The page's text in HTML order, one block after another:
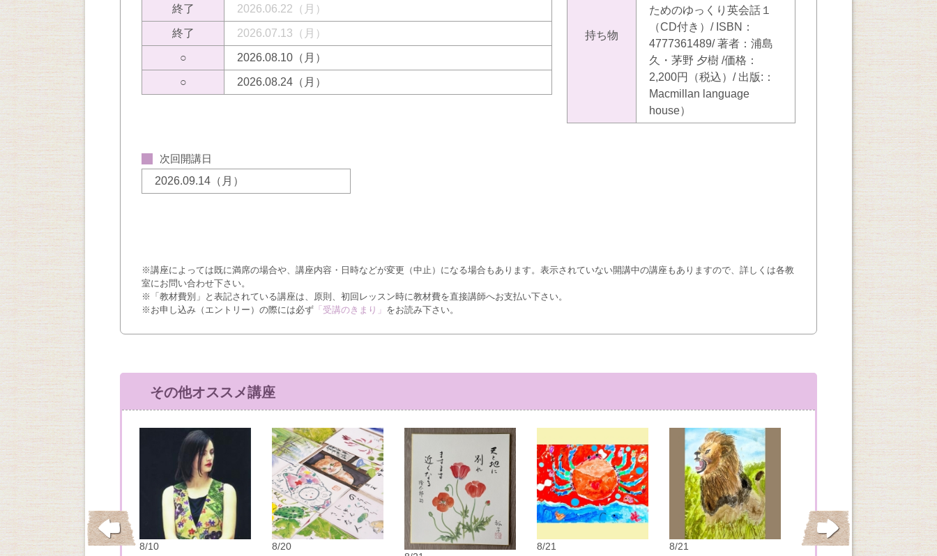
終了 2026.06.22（月）
終了 2026.07.13（月）
○ 2026.08.10（月）
○ 2026.08.24（月）
持ち物
ためのゆっくり英会話１
（CD付き）/ ISBN：
4777361489/ 著者：浦島
久・茅野 夕樹 /価格：
2,200円（税込）/ 出版:：
Macmillan language
house）
次回開講日
2026.09.14（月）
※講座によっては既に満席の場合や、講座内容・日時などが変更（中止）になる場合もあります。表示されていない開講中の講座もありますので、詳しくは各教
室にお問い合わせ下さい。
※「教材費別」と表記されている講座は、原則、初回レッスン時に教材費を直接講師へお支払い下さい。
※お申し込み（エントリー）の際には必ず 「受講のきまり」 をお読み下さい。
その他オススメ講座
10/26 8/10 8/20 8/21 8/21 8/22